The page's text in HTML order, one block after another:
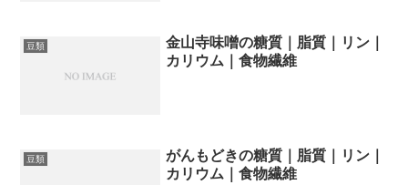
豆類
金山寺味噌の糖質｜脂質｜リン｜
カリウム｜食物繊維
豆類
がんもどきの糖質｜脂質｜リン｜
カリウム｜食物繊維